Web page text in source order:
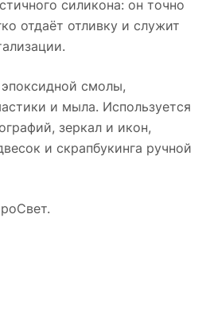
силикона: он точно
отдаёт отливку и служит
смолы,
и мыла. Используется
зеркал и икон,
и скрапбукинга ручной